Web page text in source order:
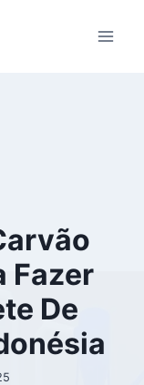
Fazer
De